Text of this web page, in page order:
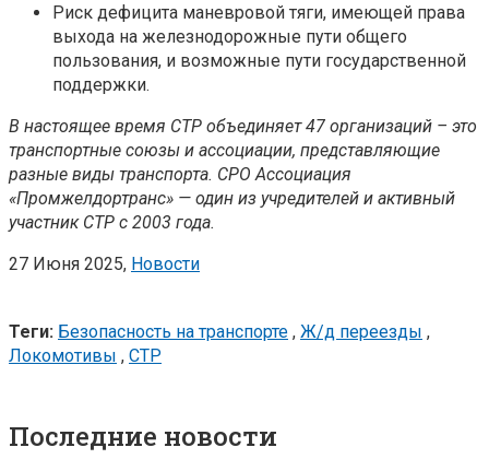
Риск дефицита маневровой тяги, имеющей права
выхода на железнодорожные пути общего
пользования, и возможные пути государственной
поддержки.
В настоящее время СТР объединяет 47 организаций – это
транспортные союзы и ассоциации, представляющие
разные виды транспорта. СРО Ассоциация
«Промжелдортранс» — один из учредителей и активный
участник СТР с 2003 года.
27 Июня 2025, Новости
Теги: Безопасность на транспорте , Ж/д переезды ,
Локомотивы , СТР
Последние новости